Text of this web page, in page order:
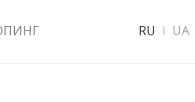
RU UA